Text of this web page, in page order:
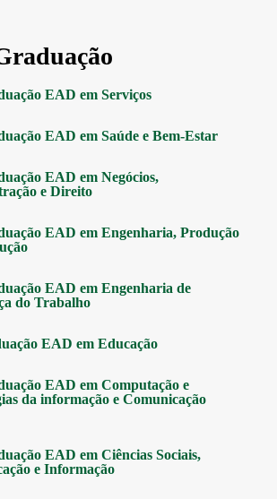
EAD em Serviços
EAD em Saúde e Bem-Estar
EAD em Negócios,
e Direito
EAD em Engenharia, Produção
EAD em Engenharia de
do Trabalho
EAD em Educação
EAD em Computação e
da informação e Comunicação
EAD em Ciências Sociais,
e Informação